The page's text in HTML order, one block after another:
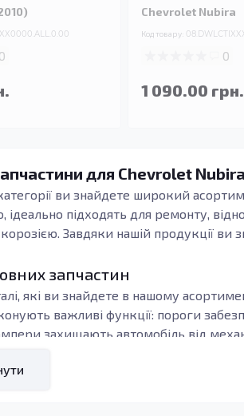
0
Chevrolet Nubira
Код товару:
0
1 090.00 грн.
для Chevrolet
ви знайдете широкий
ідеально підходять для ремонту,
Завдяки нашій продукції
запчастин
які ви знайдете в нашому
важливі функції: пороги
захищають автомобіль від
якісних кузовних деталей